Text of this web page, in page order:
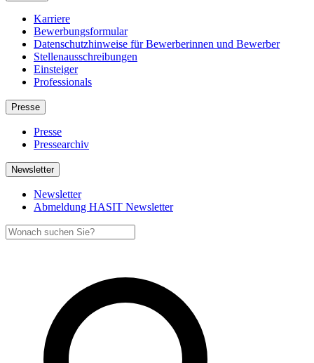
Karriere
Bewerbungsformular
Datenschutzhinweise für Bewerberinnen und Bewerber
Stellenausschreibungen
Einsteiger
Professionals
Presse
Presse
Pressearchiv
Newsletter
Newsletter
Abmeldung HASIT Newsletter